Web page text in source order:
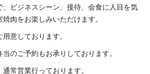
、ビジネスシーン、接待、会食に人目を気
肉をお楽しみいただけます。
意しております。
のご予約もお承りしております。
常営業行っております。